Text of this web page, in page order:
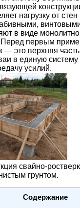
нагрузку от
в виде
Перед первым
— это верхняя
в единую
усилий.
свайно-
грунтом.
Содержание